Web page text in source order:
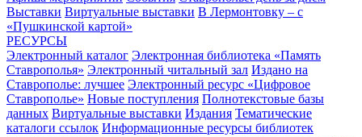
Выставки Виртуальные выставки В Лермонтовку – с
«Пушкинской картой»
РЕСУРСЫ
Электронный каталог Электронная библиотека «Память
Ставрополья» Электронный читальный зал Издано на
Ставрополье: лучшее Электронный ресурс «Цифровое
Ставрополье» Новые поступления Полнотекстовые базы
данных Виртуальные выставки Издания Тематические
каталоги ссылок Информационные ресурсы библиотек